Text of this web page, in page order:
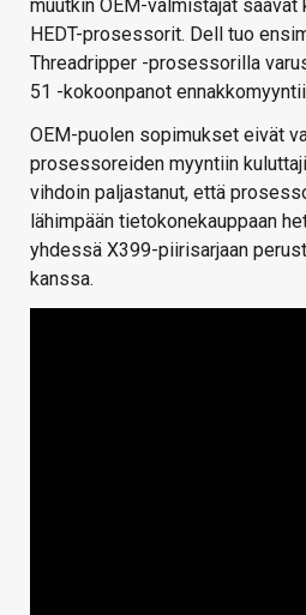
muutkin OEM-valmistajat saavat
HEDT-prosessorit. Dell tuo
Threadripper -prosessorilla
51 -kokoonpanot
OEM-puolen sopimukset eivät
prosessoreiden myyntiin
vihdoin paljastanut, että
lähimpään tietokonekauppaan
yhdessä X399-piirisarjaan
kanssa.